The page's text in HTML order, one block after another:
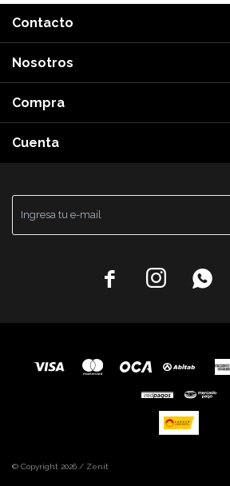
  
Contacto
Nosotros
Compra
Cuenta
© Copyright 2026 / Zenit